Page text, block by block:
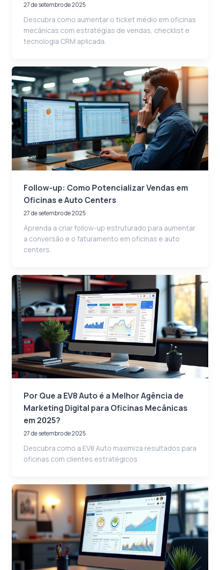
27 de setembro de 2025
Descubra como aumentar o ticket médio em oficinas
mecânicas com estratégias de vendas, checklist e
tecnologia CRM aplicada.
Follow-up: Como Potencializar Vendas em
Oficinas e Auto Centers
27 de setembro de 2025
Aprenda a criar follow-up estruturado para aumentar
a conversão e o faturamento em oficinas e auto
centers.
Por Que a EV8 Auto é a Melhor Agência de
Marketing Digital para Oficinas Mecânicas
em 2025?
27 de setembro de 2025
Descubra como a EV8 Auto maximiza resultados para
oficinas com clientes estratégicos